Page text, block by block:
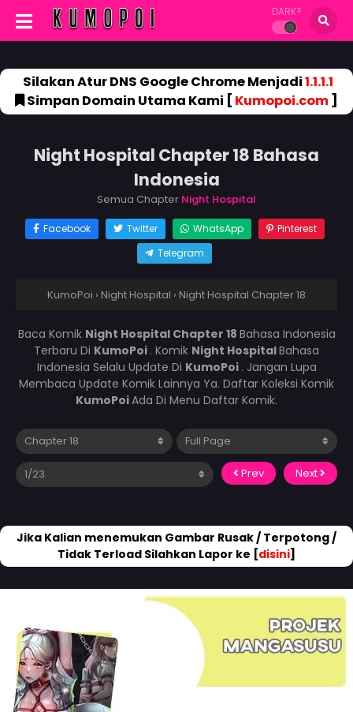
DARK?
Silakan Atur DNS Google Chrome Menjadi1.1.1.1
Simpan Domain Utama Kami [ Kumopoi.com]
Night Hospital Chapter 18 Bahasa
Indonesia
Semua Chapter Night Hospital
Facebook Twitter WhatsApp
Pinterest
Telegram
KumoPoi › Night Hospital › Night Hospital Chapter 18
Baca Komik Night Hospital Chapter 18 Bahasa Indonesia
Terbaru Di KumoPoi . Komik Night HospitalBahasa
Indonesia Selalu Update Di KumoPoi . Jangan Lupa
Membaca Update Komik Lainnya Ya. Daftar Koleksi Komik
KumoPoiAda Di Menu Daftar Komik.
Prev Next
Jika Kalian menemukan Gambar Rusak / Terpotong /
Tidak Terload Silahkan Lapor ke [disini]